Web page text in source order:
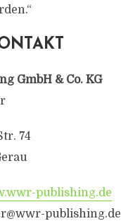
GmbH & Co. KG
74
publishing.de
publishing.de